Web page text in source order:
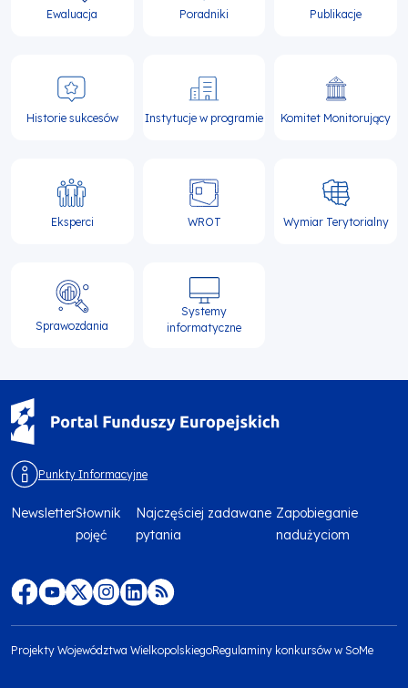
Ewaluacja Poradniki Publikacje
Historie sukcesów Instytucje w programie Komitet Monitorujący
Eksperci WROT Wymiar Terytorialny
Sprawozdania
Systemy
informatyczne
Punkty Informacyjne
Menu
footer
top
NewsletterSłownik
pojęć
Najczęściej zadawane
pytania
Zapobieganie
nadużyciom
Projekty Województwa WielkopolskiegoRegulaminy konkursów w SoMe